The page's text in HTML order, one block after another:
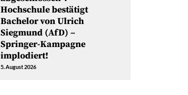
Hochschule bestätigt
Bachelor von Ulrich
Siegmund (AfD) –
Springer-Kampagne
implodiert!
5. August 2026